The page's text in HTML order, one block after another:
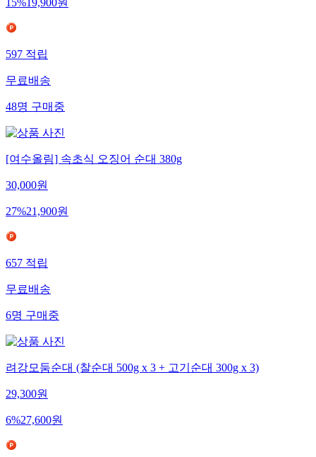
15%19,900원
597적립
무료배송
48명구매중
[여수올림] 속초식 오징어 순대 380g
30,000원
27%21,900원
657적립
무료배송
6명구매중
려강모둠순대 (찰순대 500g x 3 + 고기순대 300g x 3)
29,300원
6%27,600원